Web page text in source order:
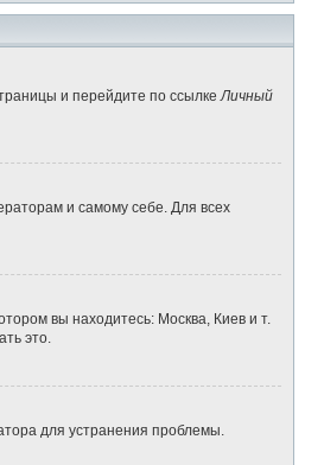
и перейдите по ссылке Личный
и самому себе. Для всех
вы находитесь: Москва, Киев и т.
это.
для устранения проблемы.